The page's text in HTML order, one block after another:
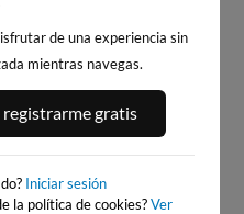
BURELA
53km · Burela
0.2 m
de una experiencia sin
mientras navegas.
registrarme gratis
Iniciar sesión
la política de cookies?Ver